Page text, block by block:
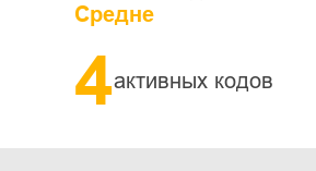
Средне
4активных кодов